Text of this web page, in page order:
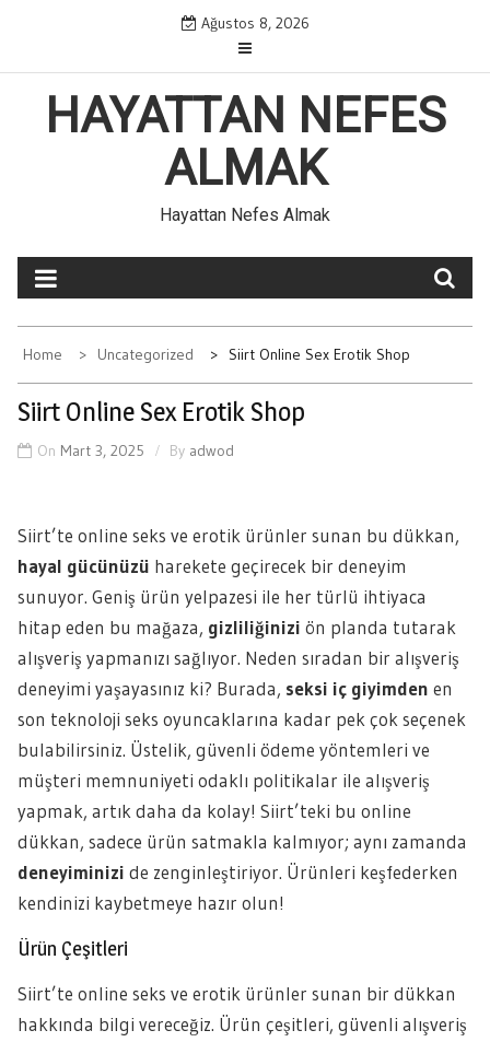
content
Ağustos 8, 2026
HAYATTAN NEFES
ALMAK
Hayattan Nefes Almak
Home Uncategorized Siirt Online Sex Erotik Shop
Siirt Online Sex Erotik Shop
On Mart 3, 2025 By adwod
Siirt’te online seks ve erotik ürünler sunan bu dükkan,
hayal gücünüzü harekete geçirecek bir deneyim
sunuyor. Geniş ürün yelpazesi ile her türlü ihtiyaca
hitap eden bu mağaza, gizliliğinizi ön planda tutarak
alışveriş yapmanızı sağlıyor. Neden sıradan bir alışveriş
deneyimi yaşayasınız ki? Burada, seksi iç giyimden en
son teknoloji seks oyuncaklarına kadar pek çok seçenek
bulabilirsiniz. Üstelik, güvenli ödeme yöntemleri ve
müşteri memnuniyeti odaklı politikalar ile alışveriş
yapmak, artık daha da kolay! Siirt’teki bu online
dükkan, sadece ürün satmakla kalmıyor; aynı zamanda
deneyiminizi de zenginleştiriyor. Ürünleri keşfederken
kendinizi kaybetmeye hazır olun!
Ürün Çeşitleri
Siirt’te online seks ve erotik ürünler sunan bir dükkan
hakkında bilgi vereceğiz. Ürün çeşitleri, güvenli alışveriş